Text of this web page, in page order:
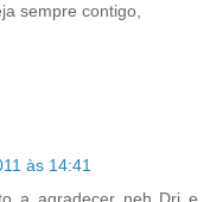
sempre contigo,
às 14:41